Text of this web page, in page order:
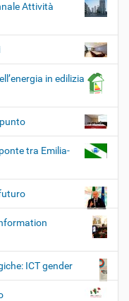
Attività
in edilizia
tra Emilia-
ICT gender